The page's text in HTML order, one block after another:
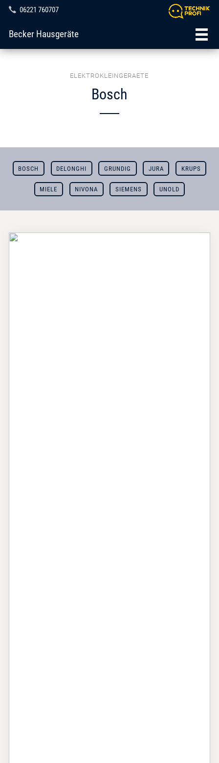
06221 760707
Becker Hausgeräte
ELEKTROKLEINGERAETE
Bosch
BOSCH DELONGHI GRUNDIG JURA KRUPS
MIELE NIVONA SIEMENS UNOLD